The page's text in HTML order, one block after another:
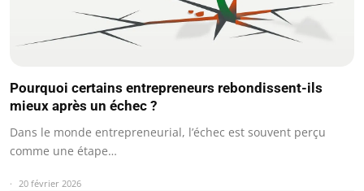
Pourquoi certains entrepreneurs rebondissent-ils
mieux après un échec ?
Dans le monde entrepreneurial, l’échec est souvent perçu
comme une étape…
20 février 2026